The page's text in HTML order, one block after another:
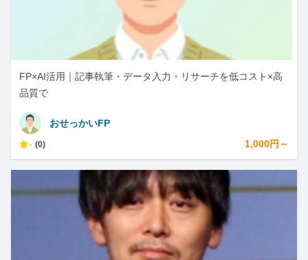
FP×AI活用｜記事執筆・データ入力・リサーチを低コスト×高
品質で
おせっかいFP
- (0) 1,000円～